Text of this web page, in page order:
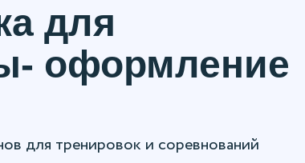
для
оформление
для тренировок и соревнований